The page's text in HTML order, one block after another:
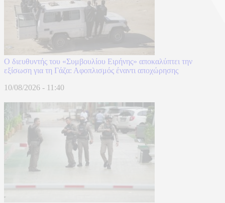
Ο διευθυντής του «Συμβουλίου Ειρήνης» αποκαλύπτει την
εξίσωση για τη Γάζα: Αφοπλισμός έναντι αποχώρησης
10/08/2026 - 11:40